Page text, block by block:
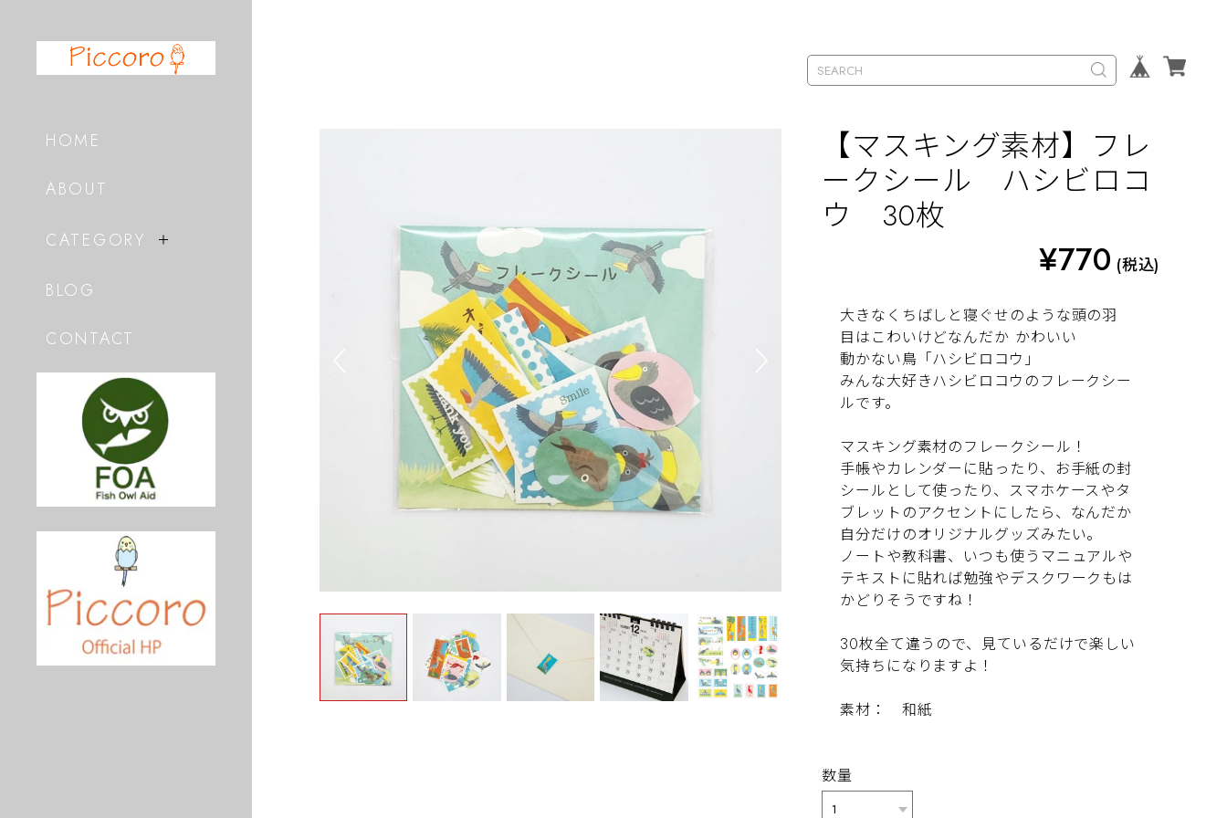
HOME
ABOUT
CATEGORY
BLOG
CONTACT
【マスキング素材】フレ
ークシール ハシビロコ
ウ 30枚
¥770 (税込)
大きなくちばしと寝ぐせのような頭の羽
目はこわいけどなんだか かわいい
動かない鳥「ハシビロコウ」
みんな大好きハシビロコウのフレークシー
ルです。
マスキング素材のフレークシール！
手帳やカレンダーに貼ったり、お手紙の封
シールとして使ったり、スマホケースやタ
ブレットのアクセントにしたら、なんだか
自分だけのオリジナルグッズみたい。
ノートや教科書、いつも使うマニュアルや
テキストに貼れば勉強やデスクワークもは
かどりそうですね！
30枚全て違うので、見ているだけで楽しい
気持ちになりますよ！
素材： 和紙
数量